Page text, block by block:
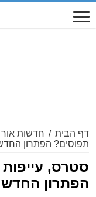
דף הבית / חדשות אור
תפוסים? הפתרון
סטרס,
הפתרון